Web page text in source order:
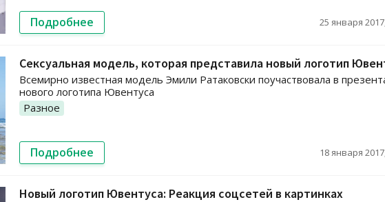
Подробнее 25 января
Сексуальная модель, которая представила новый логотип
Всемирно известная модель Эмили Ратаковски поучаствовала в
нового логотипа Ювентуса
Разное
Подробнее 18 января
Новый логотип Ювентуса: Реакция соцсетей в картинках